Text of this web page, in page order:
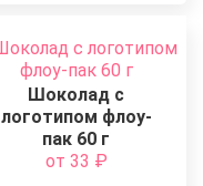
Шоколад с
логотипом флоу-
пак 60 г
от 33 ₽